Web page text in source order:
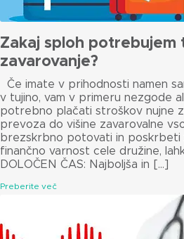
Zakaj sploh potrebujem
zavarovanje?
Če imate v prihodnosti namen
v tujino, vam v primeru nezgode
potrebno plačati stroškov nujne
prevoza do višine zavarovalne
brezskrbno potovati in poskrbeti
finančno varnost cele družine,
DOLOČEN ČAS: Najboljša in […]
Preberite več